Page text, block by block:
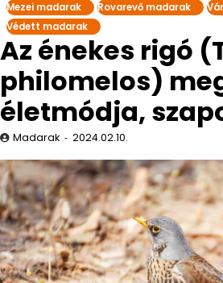
Mezei madarak
Rovarevő madarak
Védett madarak
Az énekes rigó
philomelos)
életmódja,
Madarak 2024.02.10.